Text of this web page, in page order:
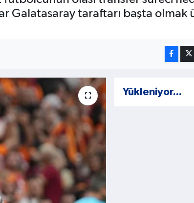
Galatasaray taraftarı başta olmak
Yükleniyor...